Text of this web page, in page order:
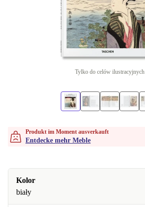
Tylko do celów ilustracyjnych
Produkt im Moment ausverkauft
Entdecke mehr Meble
Kolor
biały